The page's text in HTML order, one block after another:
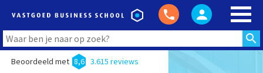
Beoordeeld met 8,6 3.615 reviews